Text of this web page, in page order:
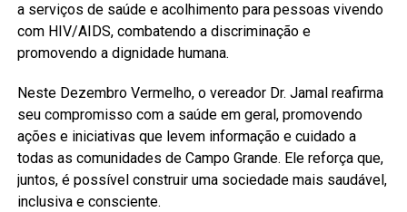
a serviços de saúde e acolhimento para pessoas vivendo
com HIV/AIDS, combatendo a discriminação e
promovendo a dignidade humana.
Neste Dezembro Vermelho, o vereador Dr. Jamal reafirma
seu compromisso com a saúde em geral, promovendo
ações e iniciativas que levem informação e cuidado a
todas as comunidades de Campo Grande. Ele reforça que,
juntos, é possível construir uma sociedade mais saudável,
inclusiva e consciente.